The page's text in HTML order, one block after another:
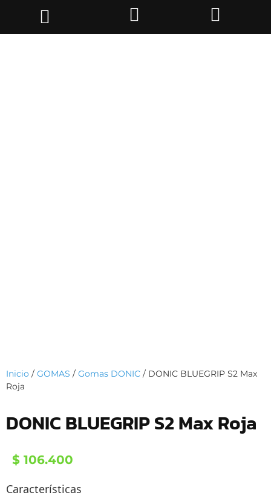
Inicio / GOMAS / Gomas DONIC / DONIC BLUEGRIP S2 Max
Roja
DONIC BLUEGRIP S2 Max Roja
$ 106.400
Características